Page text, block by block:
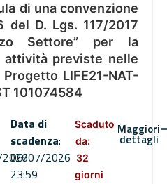
di una convenzione
del D. Lgs. 117/2017
Settore” per la
attività previste nelle
LIFE21-NAT-
101074584
Data di
scadenza:
06/07/2026
23:59
Scaduto
da:
32
giorni
Maggiori
dettagli